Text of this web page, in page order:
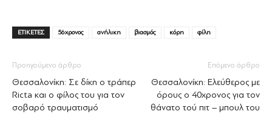
ΕΤΙΚΕΤΕΣ 56χρονος ανήλικη βιασμός κόρη φίλη
Προηγούμενο άρθρο
Θεσσαλονίκη: Σε δίκη ο τράπερ
Ricta και ο φίλος του για τον
σοβαρό τραυματισμό
Επόμενο άρθρο
Θεσσαλονίκη: Ελεύθερος με
όρους ο 40χρονος για τον
θάνατο τού πιτ – μπουλ του